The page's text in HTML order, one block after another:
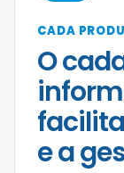
CADA
O
e a